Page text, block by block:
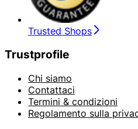
Trusted Shops
Trustprofile
Chi siamo
Contattaci
Termini & condizioni
Regolamento sulla